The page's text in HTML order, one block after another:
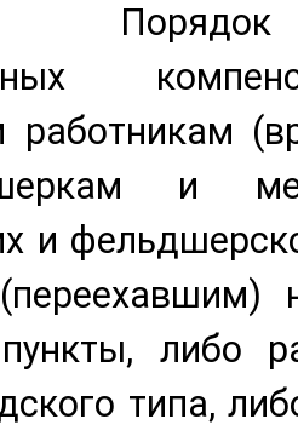
Порядок
работникам
и
и
либо
типа,